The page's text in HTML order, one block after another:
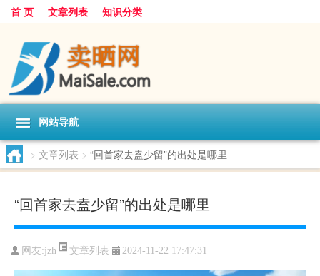
首 页 文章列表 知识分类
网站导航
> 文章列表 > “回首家去盍少留”的出处是哪里
“回首家去盍少留”的出处是哪里
网友:jzh 文章列表 2024-11-22 17:47:31